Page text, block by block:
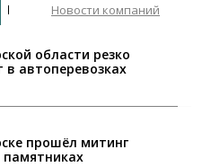
Новости компаний
области резко
в автоперевозках
прошёл митинг
памятниках